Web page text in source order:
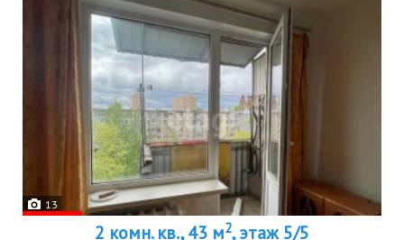
13
2 комн. кв., 43 м2, этаж 5/5